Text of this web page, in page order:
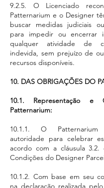
9.2.5. O Licenciado
Patternarium e o Designer
buscar medidas judiciais
para impedir ou encerrar
qualquer atividade de
indevida, sem prejuízo de
recursos disponíveis.
10. DAS OBRIGAÇÕES DO P
10.1. Representação e
Patternarium:
10.1.1. O
autoridade para celebrar
acordo com a cláusula 3.2.
Condições do Designer
10.1.2. Com base em seu
na declaração realizada